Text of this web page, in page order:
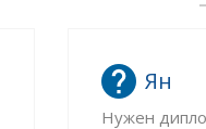
Ян
Нужен